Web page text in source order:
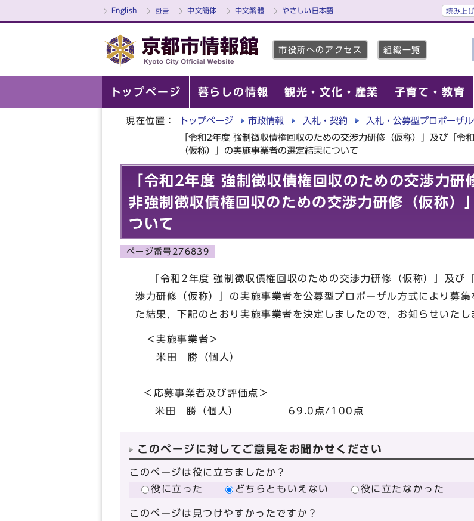
English 한글 中文簡体 中文繁體 やさしい日本語 読み上
市役所へのアクセス 組織一覧
トップページ 暮らしの情報 観光・文化・産業 子育て・教育
現在位置： トップページ 市政情報 入札・契約 入札・公募型プロポーザ
「令和2年度 強制徴収債権回収のための交渉力研修（仮称）」及び「令
（仮称）」の実施事業者の選定結果について
「令和2年度 強制徴収債権回収のための交渉力
非強制徴収債権回収のための交渉力研修（仮称）
ついて
ページ番号276839
「令和2年度 強制徴収債権回収のための交渉力研修（仮称）」及び
渉力研修（仮称）」の実施事業者を公募型プロポーザル方式により募
た結果，下記のとおり実施事業者を決定しましたので，お知らせいたし
＜実施事業者＞
米田 勝（個人）
＜応募事業者及び評価点＞
米田 勝（個人） 69.0点/100点
このページに対してご意見をお聞かせください
このページは役に立ちましたか？
役に立った
どちらともいえない 役に立たなかった
このページは見つけやすかったですか？